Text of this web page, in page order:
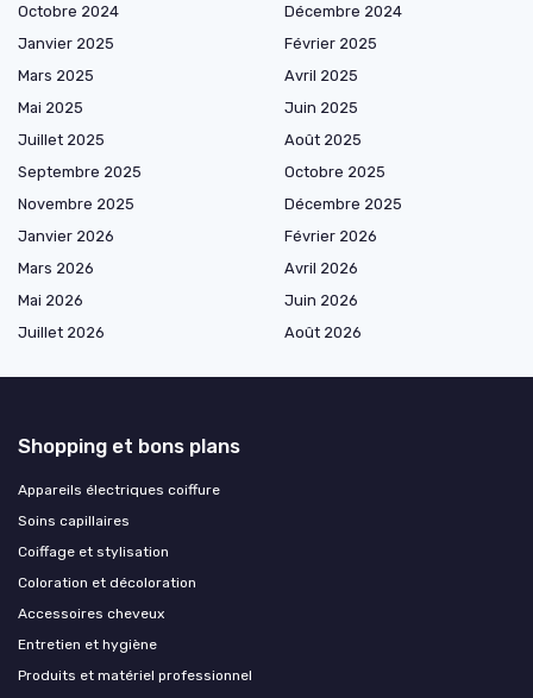
Octobre 2024
Décembre 2024
Janvier 2025
Février 2025
Mars 2025
Avril 2025
Mai 2025
Juin 2025
Juillet 2025
Août 2025
Septembre 2025
Octobre 2025
Novembre 2025
Décembre 2025
Janvier 2026
Février 2026
Mars 2026
Avril 2026
Mai 2026
Juin 2026
Juillet 2026
Août 2026
Shopping et bons plans
Appareils électriques coiffure
Soins capillaires
Coiffage et stylisation
Coloration et décoloration
Accessoires cheveux
Entretien et hygiène
Produits et matériel professionnel